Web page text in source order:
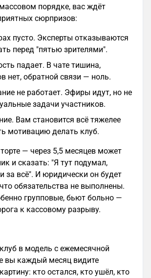
порядке, вас ждёт
сюрпризов:
пусто. Эксперты отказываются
перед "пятью зрителями".
падает. В чате тишина,
нет, обратной связи — ноль.
не работает. Эфиры идут, но не
задачи участников.
Вам становится всё тяжелее
мотивацию делать клуб.
— через 5,5 месяцев может
и сказать: "Я тут подумал,
за всё". И юридически он будет
обязательства не выполнены.
групповые, бьют больно —
к кассовому разрыву.
в модель с ежемесячной
вы каждый месяц видите
кто остался, кто ушёл, кто